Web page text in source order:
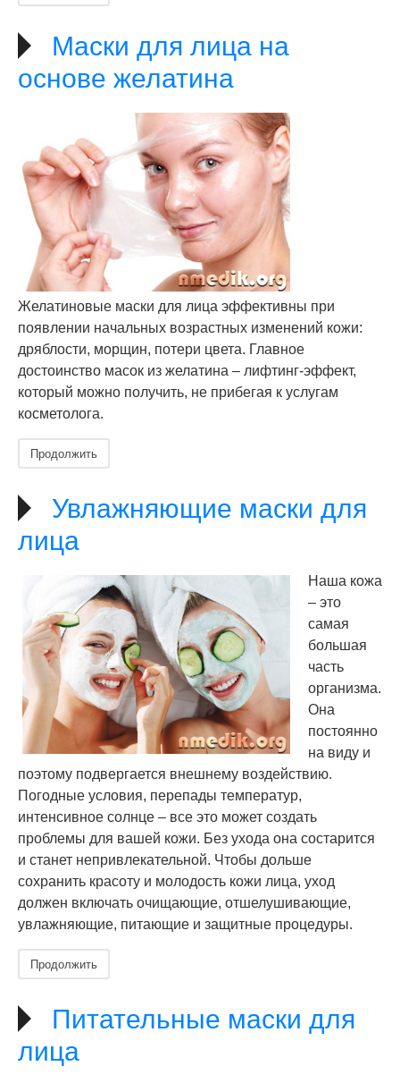
Маски для лица на
основе желатина
Желатиновые маски для лица эффективны при
появлении начальных возрастных изменений кожи:
дряблости, морщин, потери цвета. Главное
достоинство масок из желатина – лифтинг-эффект,
который можно получить, не прибегая к услугам
косметолога.
Продолжить
Увлажняющие маски для
лица
Наша кожа
– это
самая
большая
часть
организма.
Она
постоянно
на виду и
поэтому подвергается внешнему воздействию.
Погодные условия, перепады температур,
интенсивное солнце – все это может создать
проблемы для вашей кожи. Без ухода она состарится
и станет непривлекательной. Чтобы дольше
сохранить красоту и молодость кожи лица, уход
должен включать очищающие, отшелушивающие,
увлажняющие, питающие и защитные процедуры.
Продолжить
Питательные маски для
лица